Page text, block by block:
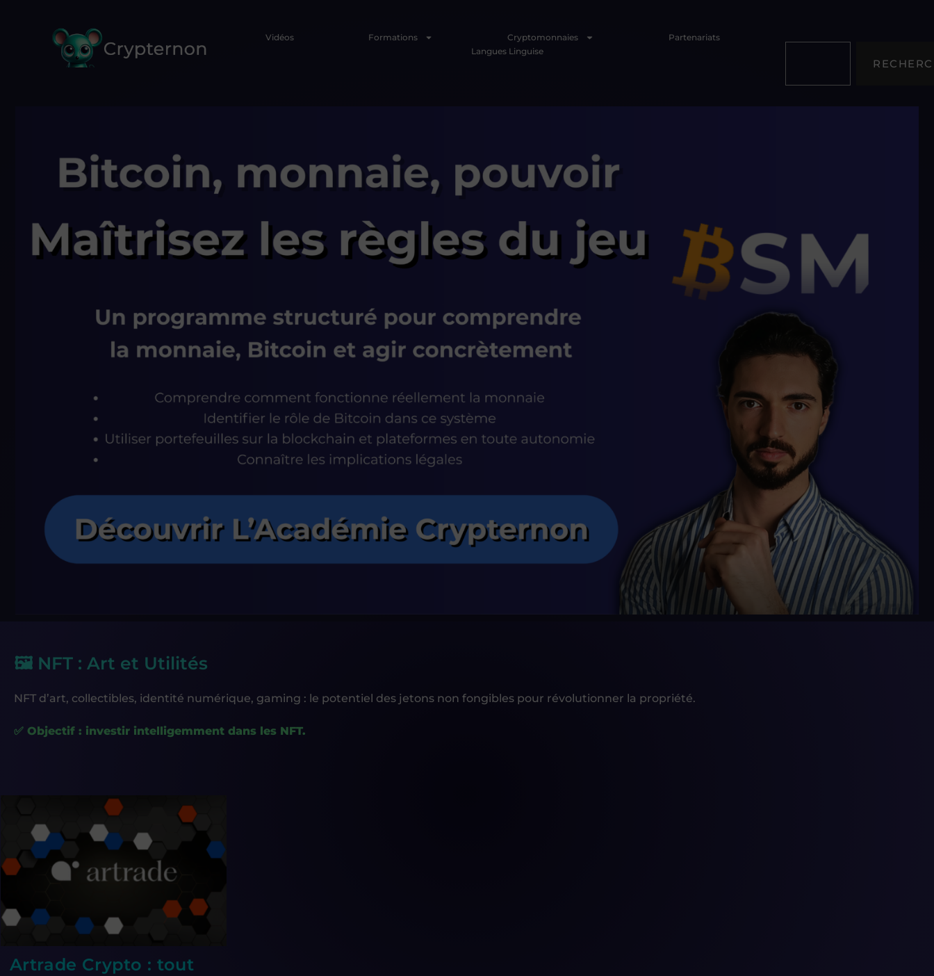
Vidéos Formations Cryptomonnaies
Partenariats
Langues Linguise
🖼️ NFT : Art et Utilités
NFT d’art, collectibles, identité numérique, gaming : le potentiel des jetons non fongibles pour révolutionner la propriété.
✅ Objectif : investir intelligemment dans les NFT.
Artrade Crypto : tout